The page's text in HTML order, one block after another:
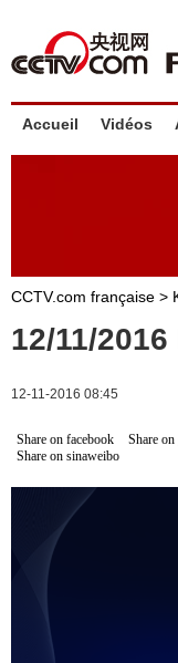
Accueil Vidéos
CCTV.com française >
12/11/
12-11-2016 08:45
Share on facebook Share
Share on sinaweibo